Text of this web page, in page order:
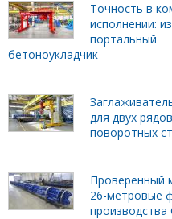
Точность в
исполнении:
портальный
бетоноукладчик
для двух рядов
поворотных
Проверенный
26-метровые
производства